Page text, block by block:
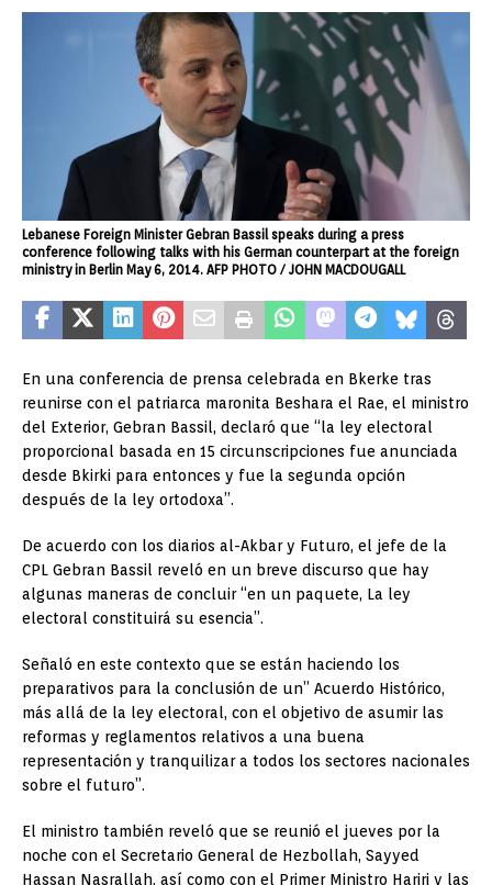
Lebanese Foreign Minister Gebran Bassil speaks during a press
conference following talks with his German counterpart at the foreign
ministry in Berlin May 6, 2014. AFP PHOTO / JOHN MACDOUGALL
En una conferencia de prensa celebrada en Bkerke tras
reunirse con el patriarca maronita Beshara el Rae, el ministro
del Exterior, Gebran Bassil, declaró que “la ley electoral
proporcional basada en 15 circunscripciones fue anunciada
desde Bkirki para entonces y fue la segunda opción
después de la ley ortodoxa”.
De acuerdo con los diarios al-Akbar y Futuro, el jefe de la
CPL Gebran Bassil reveló en un breve discurso que hay
algunas maneras de concluir “en un paquete, La ley
electoral constituirá su esencia”.
Señaló en este contexto que se están haciendo los
preparativos para la conclusión de un” Acuerdo Histórico,
más allá de la ley electoral, con el objetivo de asumir las
reformas y reglamentos relativos a una buena
representación y tranquilizar a todos los sectores nacionales
sobre el futuro”.
El ministro también reveló que se reunió el jueves por la
noche con el Secretario General de Hezbollah, Sayyed
Hassan Nasrallah, así como con el Primer Ministro Hariri y las